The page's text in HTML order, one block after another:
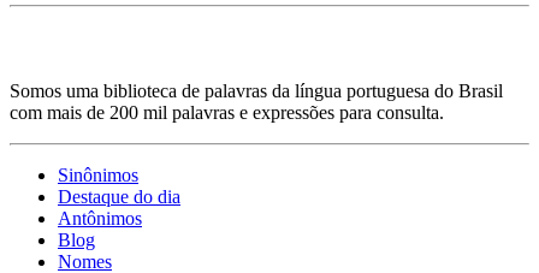
Somos uma biblioteca de palavras da língua portuguesa do Brasil
com mais de 200 mil palavras e expressões para consulta.
Sinônimos
Destaque do dia
Antônimos
Blog
Nomes